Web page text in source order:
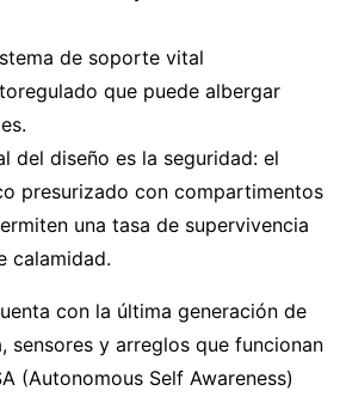
de soporte vital
que puede albergar
del diseño es la seguridad: el
presurizado con compartimentos
una tasa de supervivencia
calamidad.
con la última generación de
sensores y arreglos que funcionan
(Autonomous Self Awareness)